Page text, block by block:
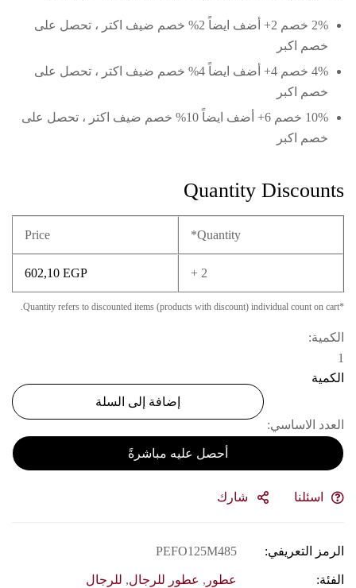
2% خصم 2+ أضف ايضاً 2% خصم
ضيف اكتر ، تحصل على
خصم اكبر
4% خصم
4+ أضف ايضاً 4% خصم
ضيف اكتر ، تحصل على
خصم اكبر
10% خصم
6+ أضف ايضاً 10% خصم
ضيف اكتر ، تحصل على
خصم اكبر
Quantity Discounts
Quantity*
Price
602,10EGP
الكمية:
الكمية
العدد الاساسي:
إضافة إلى السلة
أحصل عليه مباشرةً
اسئلنا شارك
الرمز التعريفي: PEFO125M485
الفئة: عطور,عطور للرجال, للرجال